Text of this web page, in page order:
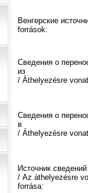
Венгерские
források:
Сведения о
из
/ Áthelyezésre
Сведения о
в
/ Áthelyezésre
Источник
/ Az áthelyezésre
forrása: